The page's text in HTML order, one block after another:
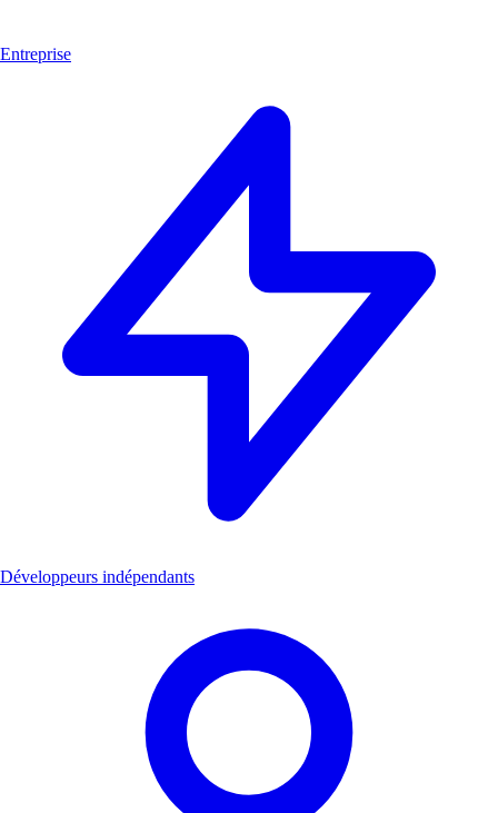
Entreprise
Développeurs indépendants